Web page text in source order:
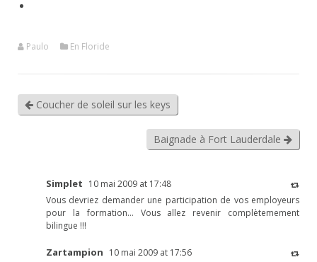
Paulo En Floride
Coucher de soleil sur les keys
Baignade à Fort Lauderdale
Simplet 10 mai 2009 at 17:48
Vous devriez demander une participation de vos employeurs
pour la formation… Vous allez revenir complètemement
bilingue !!!
Zartampion 10 mai 2009 at 17:56